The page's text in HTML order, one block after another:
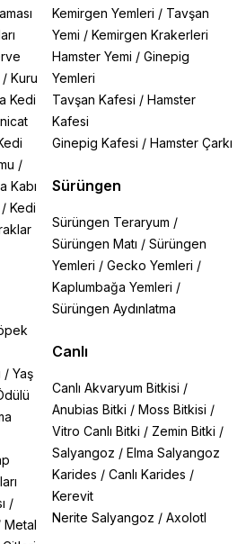
alerji, böbrek sorunları veya kilo
varsa, bu durumlara uygun
kediler için daha küçük,
yetişkin kediler için ise daha yoğun
Faydaları
ödül mamaları birçok avantaj sunar:
Olur:Pozitif pekiştirme
davranışları öğrenmesini
İyi bir performansı ya da
mutlu eder.
Bazı ödül mamaları, ek vitaminler ve
genel sağlığını destekler.
tüylerin parlak ve sağlıklı
Verilmelidir?
kedinizin günlük diyetinin
doğru bir davranış sergilediği an
kuvvetlendirin.
ve türler deneyerek kedinizin
çok sevdiğini öğrenin.
/ Kuru
Kedi
/
Kabı
/ Kedi
/ Yaş
/
Metal
Kemirgen Yemleri / Tavşan
Yemi / Kemirgen Krakerleri
Hamster Yemi / Ginepig
Yemleri
Tavşan Kafesi / Hamster
Kafesi
Ginepig Kafesi / Hamster Çarkı
Sürüngen
Sürüngen Teraryum /
Sürüngen Matı / Sürüngen
Yemleri / Gecko Yemleri /
Kaplumbağa Yemleri /
Sürüngen Aydınlatma
Canlı
Canlı Akvaryum Bitkisi /
Anubias Bitki / Moss Bitkisi /
Vitro Canlı Bitki / Zemin Bitki /
Salyangoz / Elma Salyangoz
Karides / Canlı Karides /
Kerevit
Nerite Salyangoz / Axolotl